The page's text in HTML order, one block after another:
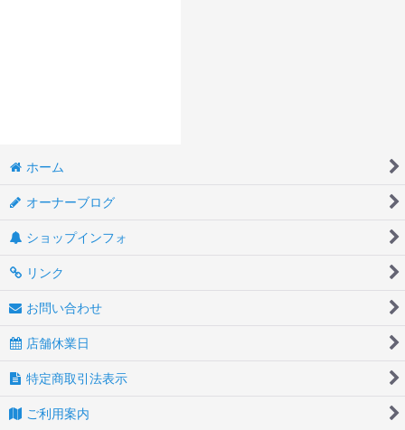
ホーム
オーナーブログ
ショップインフォ
リンク
お問い合わせ
店舗休業日
特定商取引法表示
ご利用案内